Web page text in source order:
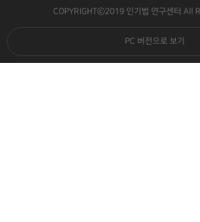
COPYRIGHTⓒ2019 인기법 연구센터 All
PC 버전으로 보기